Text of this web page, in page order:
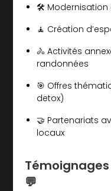
🛠️ Modernisation
🧘 Création
🚴 Activités
randonnées
🎯 Offres
detox)
🤝 Partenariats
locaux
💬